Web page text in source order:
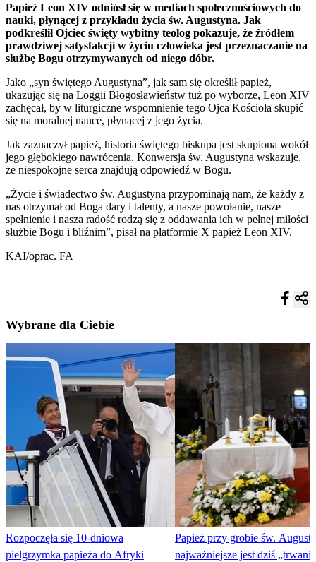
Papież Leon XIV odniósł się w mediach społecznościowych do
nauki, płynącej z przykładu życia św. Augustyna. Jak
podkreślił Ojciec święty wybitny teolog pokazuje, że źródłem
prawdziwej satysfakcji w życiu człowieka jest przeznaczanie na
służbę Bogu otrzymywanych od niego dóbr.
Jako „syn świętego Augustyna”, jak sam się określił papież,
ukazując się na Loggii Błogosławieństw tuż po wyborze, Leon XIV
zachęcał, by w liturgiczne wspomnienie tego Ojca Kościoła skupić
się na moralnej nauce, płynącej z jego życia.
Jak zaznaczył papież, historia świętego biskupa jest skupiona wokół
jego głębokiego nawrócenia. Konwersja św. Augustyna wskazuje,
że niespokojne serca znajdują odpowiedź w Bogu.
„Życie i świadectwo św. Augustyna przypominają nam, że każdy z
nas otrzymał od Boga dary i talenty, a nasze powołanie, nasze
spełnienie i nasza radość rodzą się z oddawania ich w pełnej miłości
służbie Bogu i bliźnim”, pisał na platformie X papież Leon XIV.
KAI/oprac. FA
Wybrane dla Ciebie
Rozpoczęła się 10-dniowa
pielgrzymka papieża do Afryki
Papież przy grobie św.
najważniejsze jest dziś